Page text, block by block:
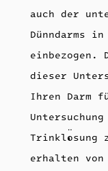
auch der
Dünndarms
einbezogen.
dieser
Ihren Darm
Trinklösung
erhalten